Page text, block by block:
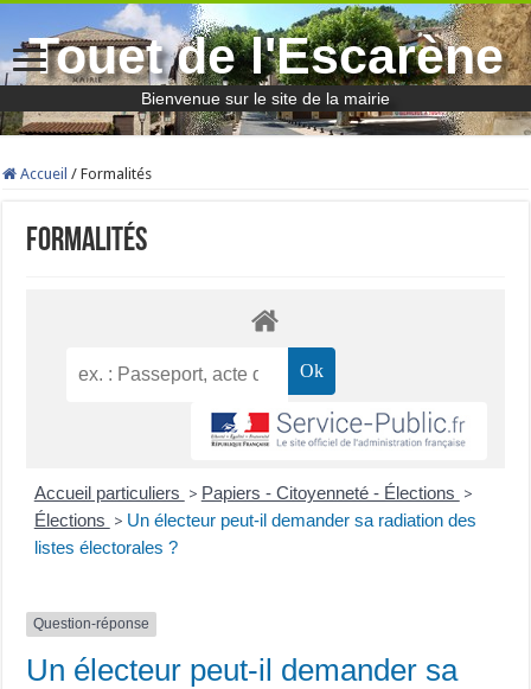
Touet de l'Escarène
Bienvenue sur le site de la mairie
Accueil / Formalités
Formalités
Accueil particuliers > Papiers - Citoyenneté - Élections >
Élections > Un électeur peut-il demander sa radiation des
listes électorales ?
Question-réponse
Un électeur peut-il demander sa